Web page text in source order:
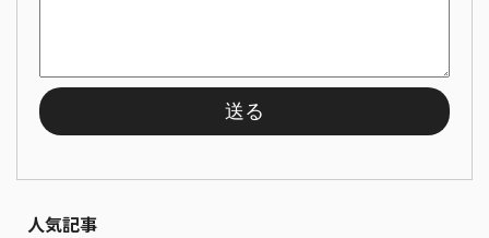
人気記事